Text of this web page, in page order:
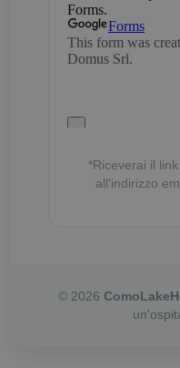
*Riceverai il
all'indirizzo
© 2026